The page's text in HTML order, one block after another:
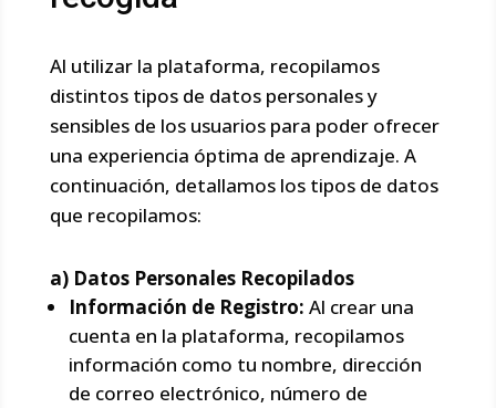
Al utilizar la plataforma, recopilamos
distintos tipos de datos personales y
sensibles de los usuarios para poder ofrecer
una experiencia óptima de aprendizaje. A
continuación, detallamos los tipos de datos
que recopilamos:
a) Datos Personales Recopilados
Información de Registro: Al crear una
cuenta en la plataforma, recopilamos
información como tu nombre, dirección
de correo electrónico, número de